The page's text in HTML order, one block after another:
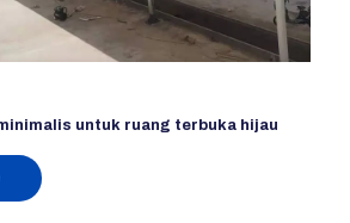
untuk ruang terbuka hijau